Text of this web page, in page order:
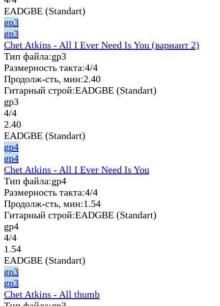
EADGBE (Standart)
gp3
gp3
Chet Atkins - All I Ever Need Is You (вариант 2)
Тип файла:gp3
Размерность такта:4/4
Продолж-сть, мин:2.40
Гитарный строй:EADGBE (Standart)
gp3
4/4
2.40
EADGBE (Standart)
gp4
gp4
Chet Atkins - All I Ever Need Is You
Тип файла:gp4
Размерность такта:4/4
Продолж-сть, мин:1.54
Гитарный строй:EADGBE (Standart)
gp4
4/4
1.54
EADGBE (Standart)
gp3
gp3
Chet Atkins - All thumb